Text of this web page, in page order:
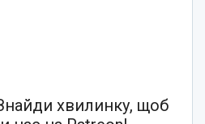
хвилинку, щоб